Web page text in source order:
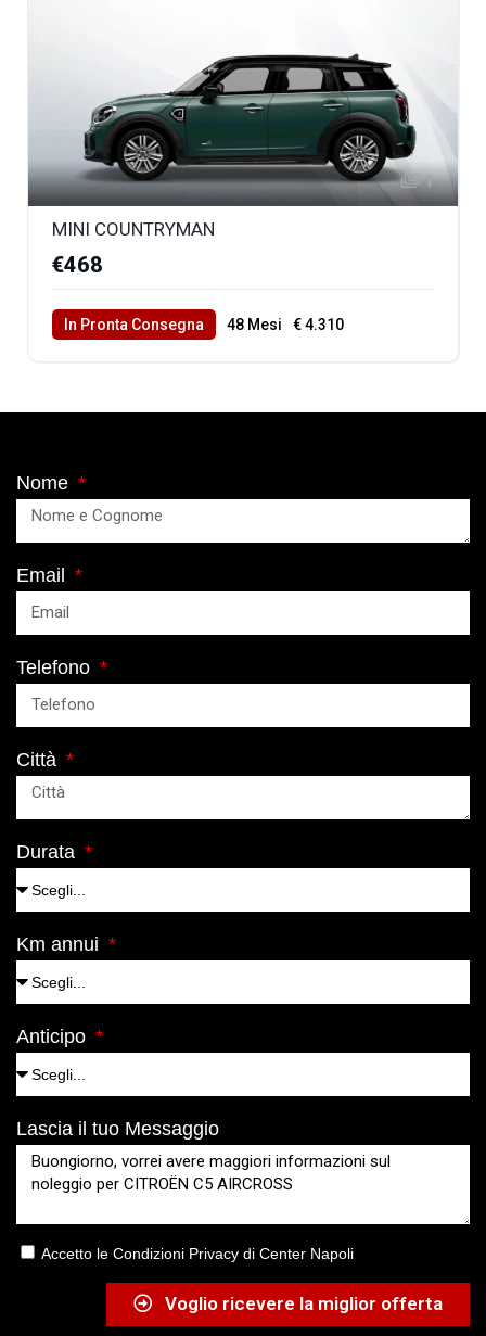
1
MINI COUNTRYMAN
€468
In Pronta Consegna 48 Mesi
€ 4.310
Nome
Email
Telefono
Città
Durata
Km annui
Anticipo
Lascia il tuo Messaggio
Accetto le Condizioni Privacy di Center Napoli
Voglio ricevere la miglior offerta